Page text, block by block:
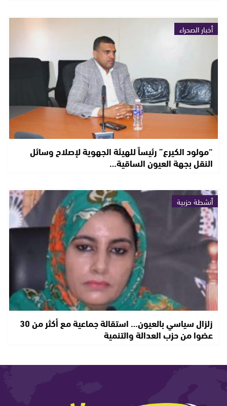
أخبار الصحراء
“مولود الكيرع” رئيساً للهيئة الجهوية لإصلاح وسائل
النقل بجهة العيون الساقية…
أنشطة حزبية
زلزال سياسي بالعيون… استقالة جماعية مع أكثر من 30
عضوا من حزب العدالة والتنمية